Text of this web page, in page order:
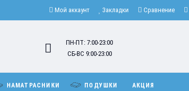
Мой аккаунт Закладки Сравнение
ПН-ПТ: 7:00-23:00
СБ-ВС 9:00-23:00
НАМАТРАСНИКИ ПОДУШКИ АКЦИЯ